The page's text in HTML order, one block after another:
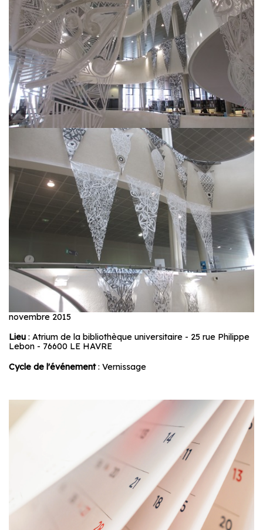
novembre 2015
Lieu : Atrium de la bibliothèque universitaire - 25 rue Philippe
Lebon - 76600 LE HAVRE
Cycle de l'événement: Vernissage